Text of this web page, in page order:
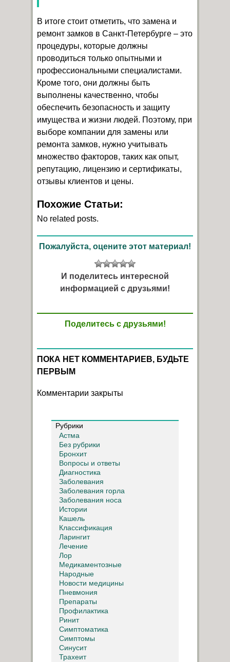
В итоге стоит отметить, что замена и
ремонт замков в Санкт-Петербурге – это
процедуры, которые должны
проводиться только опытными и
профессиональными специалистами.
Кроме того, они должны быть
выполнены качественно, чтобы
обеспечить безопасность и защиту
имущества и жизни людей. Поэтому, при
выборе компании для замены или
ремонта замков, нужно учитывать
множество факторов, таких как опыт,
репутацию, лицензию и сертификаты,
отзывы клиентов и цены.
Похожие Статьи:
No related posts.
Пожалуйста, оцените этот материал!
И поделитесь интересной
информацией с друзьями!
Поделитесь с друзьями!
ПОКА НЕТ КОММЕНТАРИЕВ, БУДЬТЕ
ПЕРВЫМ
Комментарии закрыты
Рубрики
Астма
Без рубрики
Бронхит
Вопросы и ответы
Диагностика
Заболевания
Заболевания горла
Заболевания носа
Истории
Кашель
Классификация
Ларингит
Лечение
Лор
Медикаментозные
Народные
Новости медицины
Пневмония
Препараты
Профилактика
Ринит
Симптоматика
Симптомы
Синусит
Трахеит